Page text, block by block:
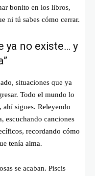
bonito en los libros,
ni tú sabes cómo cerrar.
ya no existe… y
situaciones que ya
Todo el mundo lo
ahí sigues. Releyendo
escuchando canciones
recordando cómo
tenía alma.
se acaban. Piscis